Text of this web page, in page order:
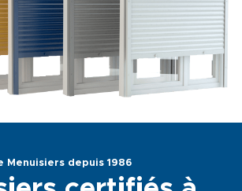
Menuisiers depuis 1986